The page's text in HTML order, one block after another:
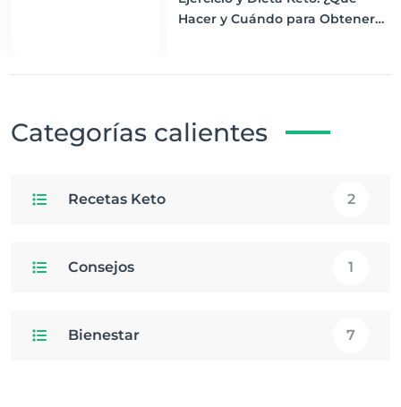
Hacer y Cuándo para Obtener
Categorías calientes
Recetas Keto 2
Consejos 1
Bienestar 7